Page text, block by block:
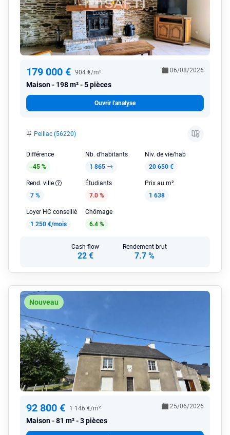
179 000 € 904 €/m²
Maison 198 m² - 5 pièces
06/08/2026
Ouvrir l'analyse
Peillac (56220)
Différence
-45 %
Nb. d'habitants
1 865
Niv. de vie/hab
20 650 €
Rend. ville
7 %
Étudiants
7.0 %
Prix au m²
1 638
Loyer HC conseillé
1 250 €/mois
Chômage
6.4 %
Cash flow
22 €
Rendement brut
7.7 %
Nouveau
92 800 € 1 146 €/m²
Maison 81 m² - 3 pièces
25/06/2026